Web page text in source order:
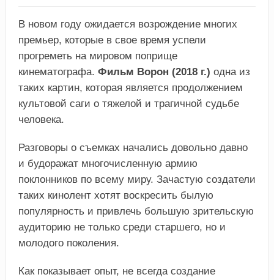
В новом году ожидается возрождение многих
премьер, которые в свое время успели
прогреметь на мировом поприще
кинематографа. Фильм Ворон (2018 г.) одна из
таких картин, которая является продолжением
культовой саги о тяжелой и трагичной судьбе
человека.
Разговоры о съемках начались довольно давно
и будоражат многочисленную армию
поклонников по всему миру. Зачастую создатели
таких кинолент хотят воскресить былую
популярность и привлечь большую зрительскую
аудиторию не только среди старшего, но и
молодого поколения.
Как показывает опыт, не всегда создание